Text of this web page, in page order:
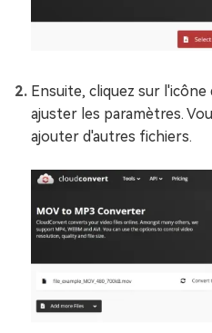
Ensuite, cliquez sur
ajuster les paramètres.
ajouter d'autres fichiers.